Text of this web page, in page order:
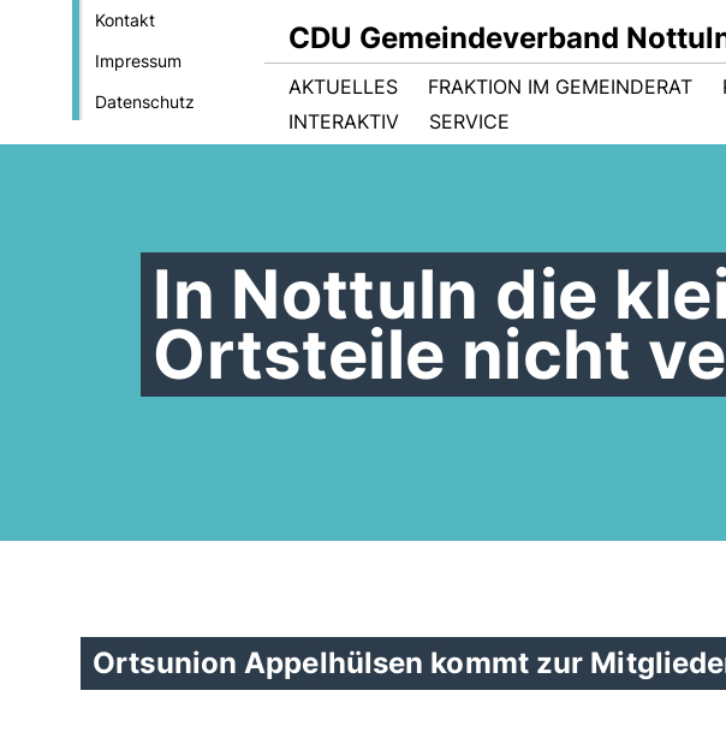
Kontakt
Impressum
Datenschutz
CDU Gemeindeverband
AKTUELLES FRAKTION IM GEMEINDERAT
INTERAKTIV
SERVICE
In Nottuln die
Ortsteile nicht
Ortsunion Appelhülsen kommt zur